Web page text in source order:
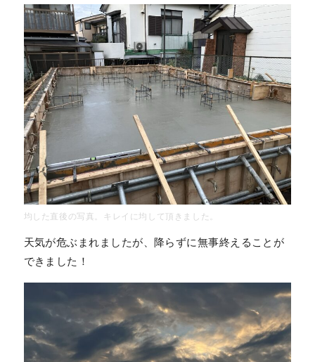
均した直後の写真。キレイに均して頂きました。
天気が危ぶまれましたが、降らずに無事終えることが
できました！